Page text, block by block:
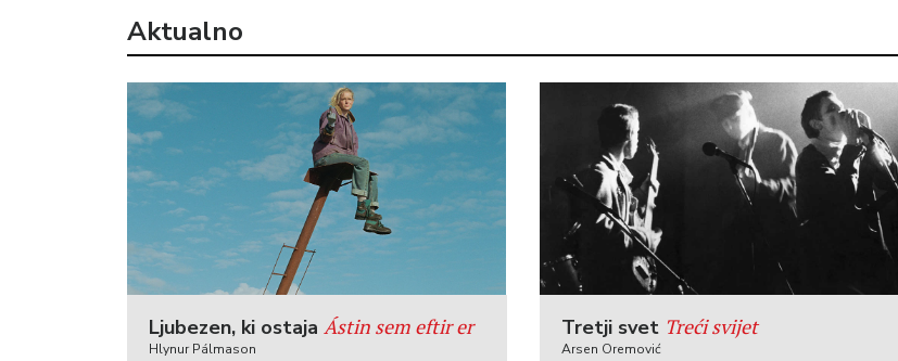
Aktualno
Ljubezen, ki ostaja Ástin sem eftir er
Hlynur Pálmason
Tretji svet Treći svijet
Arsen Oremović